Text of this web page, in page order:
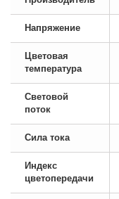
Напряжение
Цветовая
температура
Световой
поток
Сила тока
Индекс
цветопередачи